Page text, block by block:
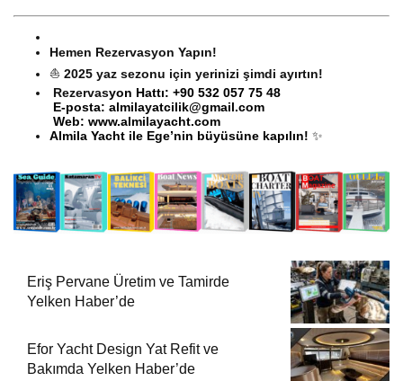
Hemen Rezervasyon Yapın!
⛵ 2025 yaz sezonu için yerinizi şimdi ayırtın!
Rezervasyon Hattı: +90 532 057 75 48
E-posta: almilayatcilik@gmail.com
Web: www.almilayacht.com
Almila Yacht ile Ege’nin büyüsüne kapılın! ✨
Eriş Pervane Üretim ve Tamirde
Yelken Haber’de
Efor Yacht Design Yat Refit ve
Bakımda Yelken Haber’de